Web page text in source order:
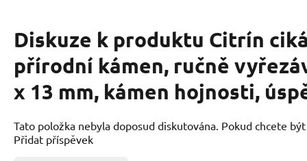
Diskuze k produktu Citrín
přírodní kámen, ručně
x 13 mm, kámen hojnosti,
Tato položka nebyla doposud diskutována. Pokud chcete
Přidat příspěvek